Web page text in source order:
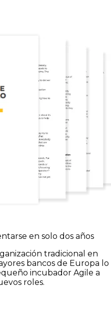
en solo dos años
tradicional en
bancos de Europa lo
incubador Agile a
roles.